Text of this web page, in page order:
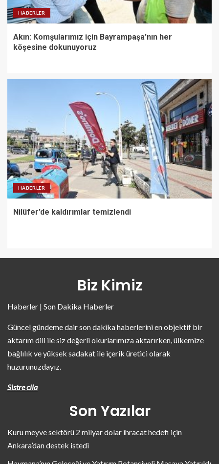
HABERLER
Akın: Komşularımız için Bayrampaşa’nın her
köşesine dokunuyoruz
HABERLER
Nilüfer’de kaldırımlar temizlendi
Biz Kimiz
Haberler | Son Dakika Haberler
Güncel gündeme dair son dakika haberlerini en objektif bir
aktarım dili ile siz değerli okurlarımıza aktarırken, ülkemize
bağlılık ve yüksek sadakat ile içerik üretici olarak
huzurunuzdayız.
Sistre cila
Son Yazılar
Kuru meyve sektörü 2 milyar dolar ihracat hedefi için
Ankara’dan destek istedi